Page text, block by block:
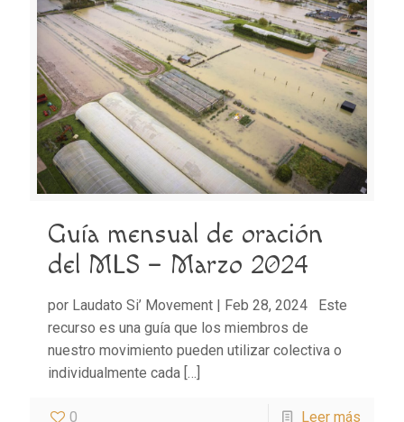
Guía mensual de oración
del MLS – Marzo 2024
por Laudato Si’ Movement | Feb 28, 2024 Este
recurso es una guía que los miembros de
nuestro movimiento pueden utilizar colectiva o
individualmente cada […]
0 Leer más